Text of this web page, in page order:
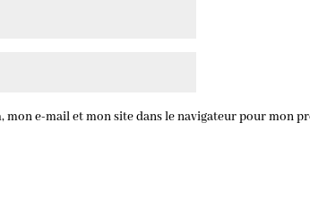
mon e-mail et mon site dans le navigateur pour mon